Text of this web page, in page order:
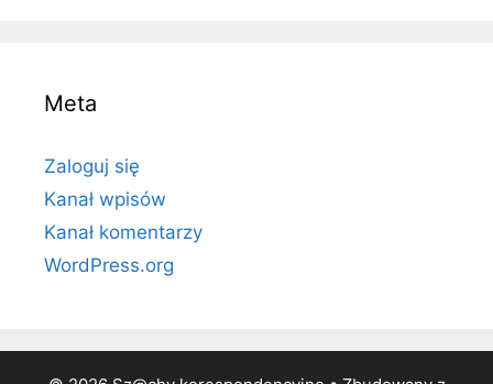
Meta
Zaloguj się
Kanał wpisów
Kanał komentarzy
WordPress.org